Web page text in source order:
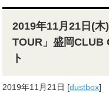
2019年11月21日(
TOUR」盛岡CLUB
ト
2019年11月21日 [dustbox]